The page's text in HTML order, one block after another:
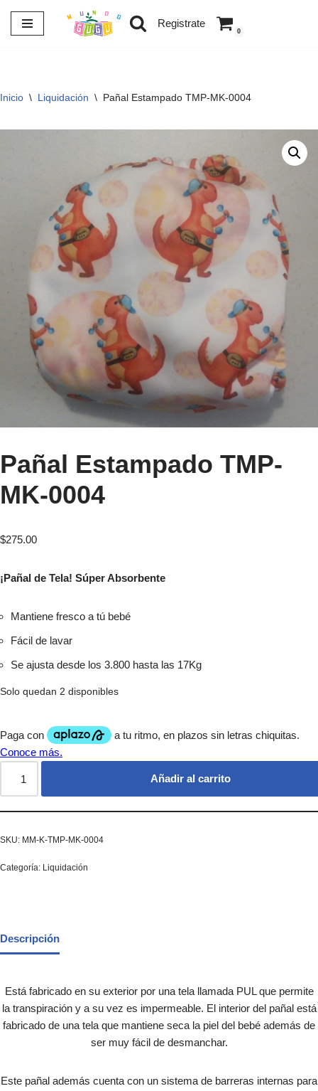
Saltar
Registrate
0
Inicio \ Liquidación \ Pañal Estampado TMP-MK-0004
Pañal Estampado TMP-
MK-0004
$275.00
¡Pañal de Tela! Súper Absorbente
Mantiene fresco a tú bebé
Fácil de lavar
Se ajusta desde los 3.800 hasta las 17Kg
Solo quedan 2 disponibles
Añadir al carrito
SKU: MM-K-TMP-MK-0004
Categoría: Liquidación
Descripción
Está fabricado en su exterior por una tela llamada PUL que permite
la transpiración y a su vez es impermeable. El interior del pañal está
fabricado de una tela que mantiene seca la piel del bebé además de
ser muy fácil de desmanchar.
Este pañal además cuenta con un sistema de barreras internas para